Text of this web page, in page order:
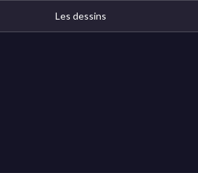
Les dessins